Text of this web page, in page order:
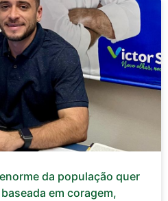
da população quer
em coragem,